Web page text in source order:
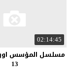
02:14:45
مسلسل المؤسس
13